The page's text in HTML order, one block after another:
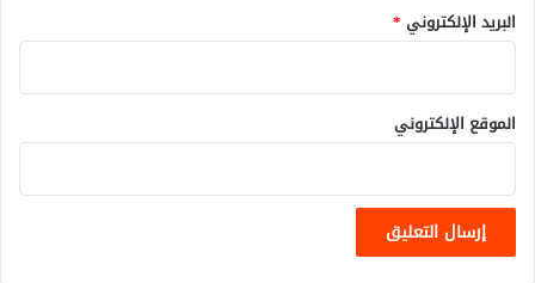
البريد الإلكتروني *
الموقع الإلكتروني